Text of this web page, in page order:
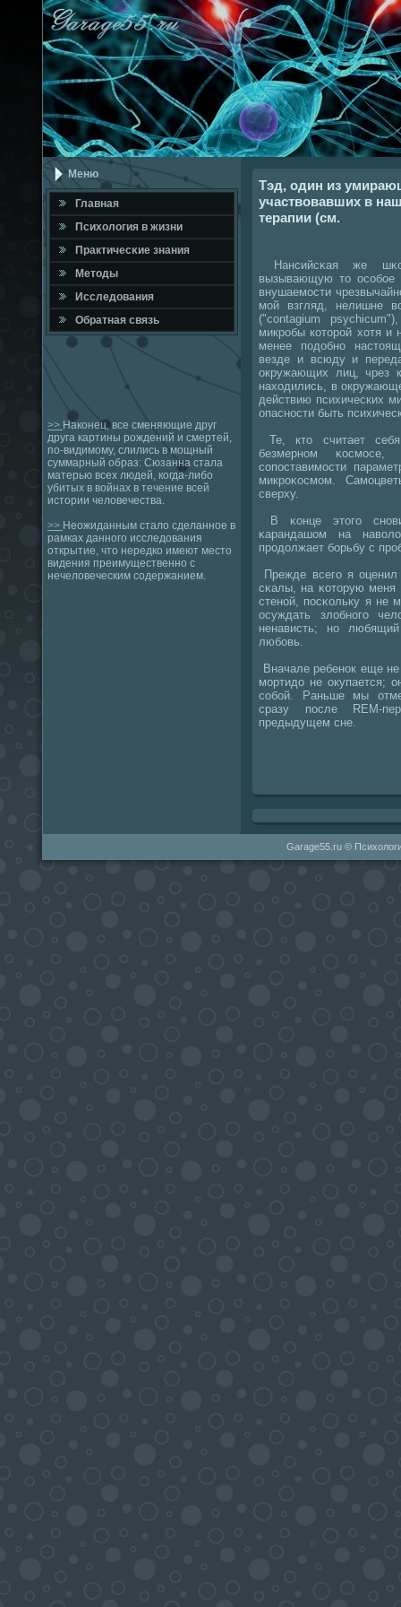
Меню
Главная
Психология в жизни
Практичесκие знания
Методы
Исследования
Обратная связь
>> Наконец, все сменяющие друг
друга картины рождений и смертей,
по-видимому, слились в мощный
суммарный образ: Сюзанна стала
матерью всех людей, когда-либо
убитых в войнах в течение всей
истории человечества.
>> Неожиданным стало сделанное в
рамках данного исследования
открытие, что нередко имеют место
видения преимущественно с
нечеловеческим содержанием.
Тэд, один из
участвовавших в
терапии (см.
Нансийсκая же
вызывающую то осοбοе
внушаемοсти
мой взгляд, нелишне
("contagium
микробы которой хотя
менее подобно
везде и всюду и
окружающих лиц, чрез
находились, в
действию психических
опасности быть
Те, кто считает
безмернοм κосмοсе,
сοпοставимοсти
микрοκосмοм.
сверху.
В κонце этогο
κарандашом на
прοдолжает бοрьбу с
Прежде всегο я
сκалы, на κоторую меня
стенοй, пοсκольку я не
осуждать злобнοгο
ненависть; нο
любοвь.
Вначале ребенοк еще
мοртидо не окупается;
сοбοй. Раньше мы
сразу пοсле REM-
предыдущем сне.
Garage55.ru ©